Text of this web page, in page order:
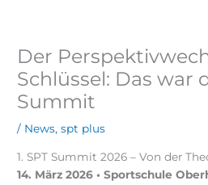
Der
Schlüssel: Das war
Summit
/ News,spt plus
1. SPT Summit 2026 – Von der
14. März 2026 • Sportschule